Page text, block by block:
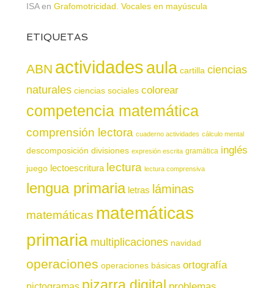
ISAen Grafomotricidad. Vocales en mayúscula
ETIQUETAS
ABN actividadesaula cartilla ciencias
naturales ciencias sociales colorear
competencia matemática
comprensión lectora cuaderno actividades cálculo mental
descomposición divisiones expresión escrita gramática inglés
juego lectoescritura lectura lectura comprensiva
lengua primaria letras láminas
matemáticas matemáticas
primaria multiplicaciones navidad
operaciones operaciones básicas ortografía
pizarra digital